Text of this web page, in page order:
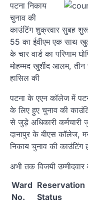
पटना निकाय
चुनाव की
काउंटिंग शुक्रवार सुबह
55 का ईवीएम एक साथ
के चार वार्ड का परिणाम
मोहम्मद खुर्शीद आलम,
हासिल की
पटना के एएन कॉलेज में
के लिए हुए चुनाव की
से जुड़े अधिकारी
दानापुर के बीएस कॉलेज,
निकाय चुनाव की काउंटिंग
अभी तक विजयी
Ward
No.
Reservation
Status